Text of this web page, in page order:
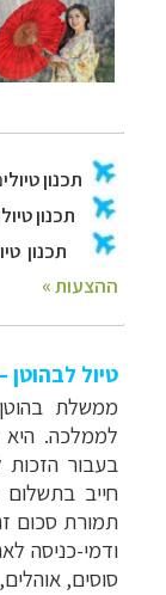
טיול לבהוטן –
ממשלת
לממלכה. היא
בעבור הזכות
תמורת סכום
ודמי-כניסה
סוסים,